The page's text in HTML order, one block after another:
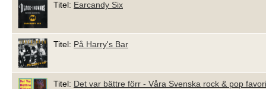
Titel: Earcandy Six
Titel: På Harry's Bar
Titel: Det var bättre förr - Våra Svenska rock & pop